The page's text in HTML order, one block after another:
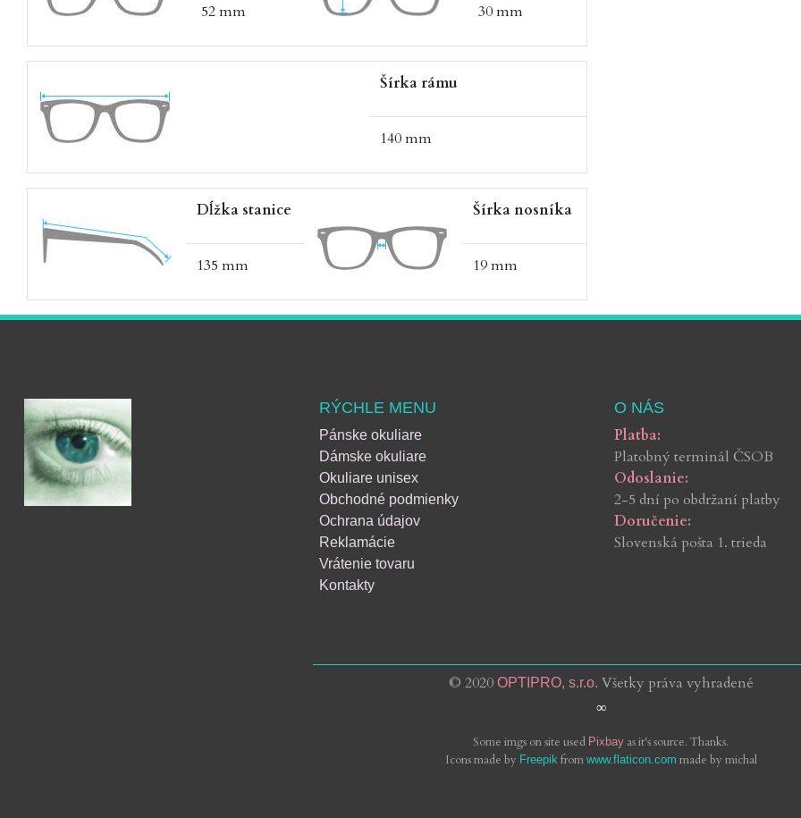
52 mm 30 mm
Šírka rámu
140 mm
Dĺžka stanice Šírka nosníka
135 mm 19 mm
RÝCHLE MENU
Pánske okuliare
Dámske okuliare
Okuliare unisex
Obchodné podmienky
Ochrana údajov
Reklamácie
Vrátenie tovaru
Kontakty
O NÁS
Platba:
Platobný terminál ČSOB
Odoslanie:
2-5 dní po obdržaní platby
Doručenie:
Slovenská pošta 1. trieda
© 2020 OPTIPRO, s.r.o. Všetky práva vyhradené
∞
Some imgs on site used Pixbay as it's source. Thanks.
Icons made by Freepikfrom www.flaticon.com made by michal